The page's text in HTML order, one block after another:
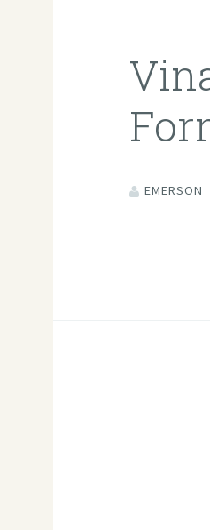
EMERSON